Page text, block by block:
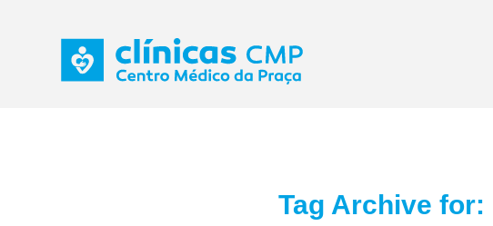
Tag Archive for: